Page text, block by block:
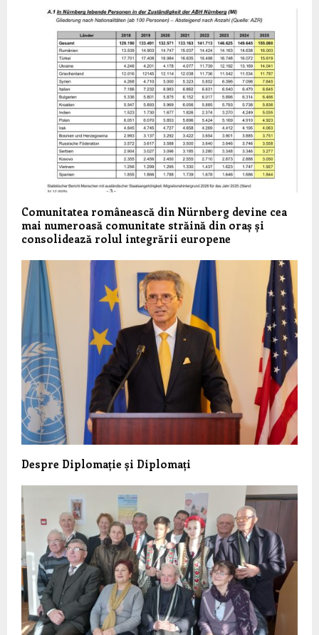
Comunitatea românească din Nürnberg devine cea
mai numeroasă comunitate străină din oraș și
consolidează rolul integrării europene
Despre Diplomație și Diplomați